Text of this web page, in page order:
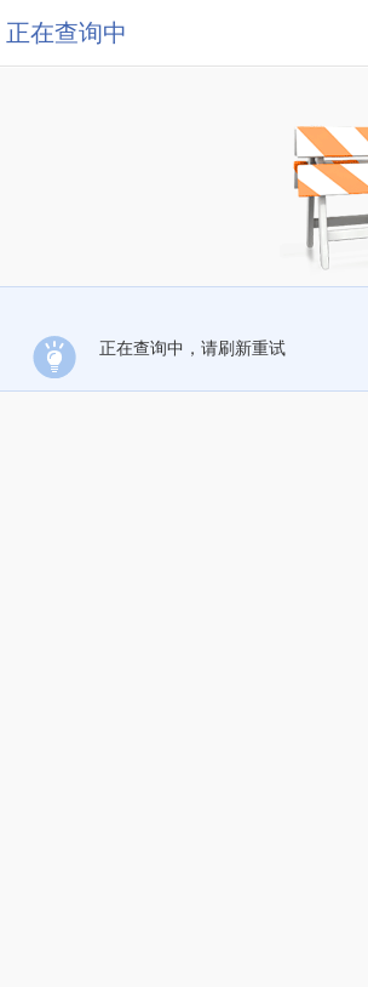
正在查询中
正在查询中，请刷新重试